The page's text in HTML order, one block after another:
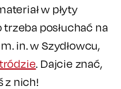
w płyty
trzeba posłuchać na
in. w Szydłowcu,
. Dajcie znać,
z nich!